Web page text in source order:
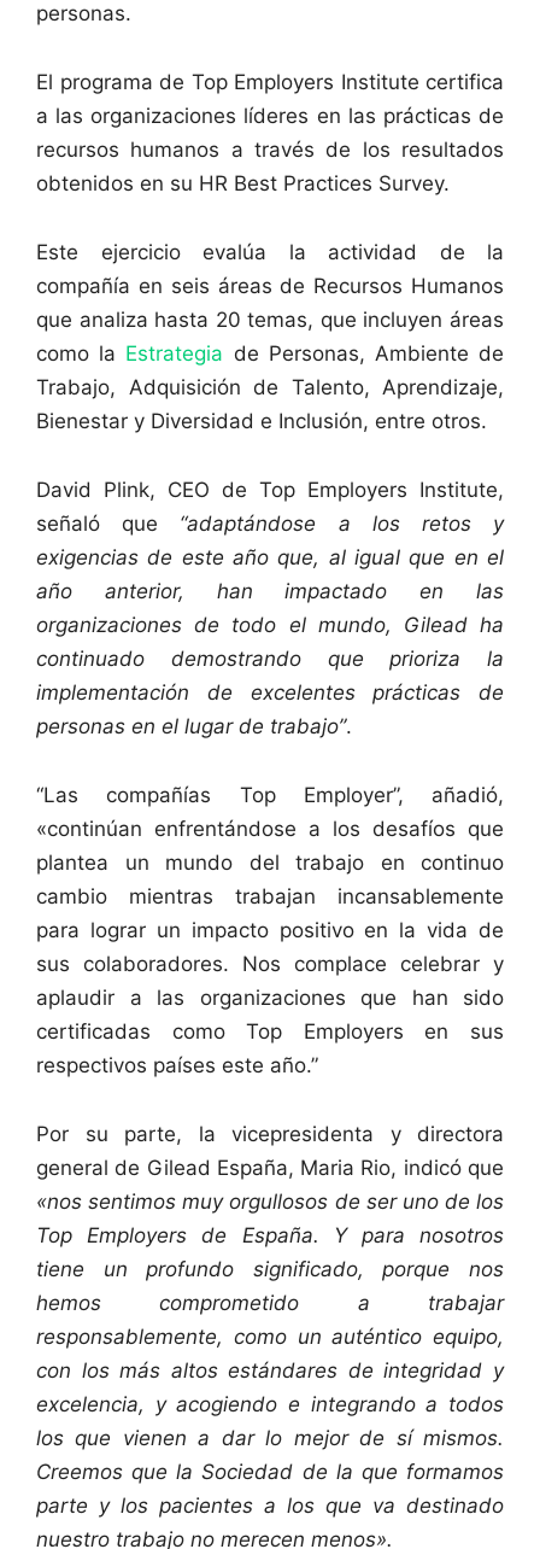
personas.
El programa de Top Employers Institute certifica
a las organizaciones líderes en las prácticas de
recursos humanos a través de los resultados
obtenidos en su HR Best Practices Survey.
Este ejercicio evalúa la actividad de la
compañía en seis áreas de Recursos Humanos
que analiza hasta 20 temas, que incluyen áreas
como la Estrategia de Personas, Ambiente de
Trabajo, Adquisición de Talento, Aprendizaje,
Bienestar y Diversidad e Inclusión, entre otros.
David Plink, CEO de Top Employers Institute,
señaló que “adaptándose a los retos y
exigencias de este año que, al igual que en el
año anterior, han impactado en las
organizaciones de todo el mundo, Gilead ha
continuado demostrando que prioriza la
implementación de excelentes prácticas de
personas en el lugar de trabajo”.
“Las compañías Top Employer”, añadió,
«continúan enfrentándose a los desafíos que
plantea un mundo del trabajo en continuo
cambio mientras trabajan incansablemente
para lograr un impacto positivo en la vida de
sus colaboradores. Nos complace celebrar y
aplaudir a las organizaciones que han sido
certificadas como Top Employers en sus
respectivos países este año.”
Por su parte, la vicepresidenta y directora
general de Gilead España, Maria Rio, indicó que
«nos sentimos muy orgullosos de ser uno de los
Top Employers de España. Y para nosotros
tiene un profundo significado, porque nos
hemos comprometido a trabajar
responsablemente, como un auténtico equipo,
con los más altos estándares de integridad y
excelencia, y acogiendo e integrando a todos
los que vienen a dar lo mejor de sí mismos.
Creemos que la Sociedad de la que formamos
parte y los pacientes a los que va destinado
nuestro trabajo no merecen menos».